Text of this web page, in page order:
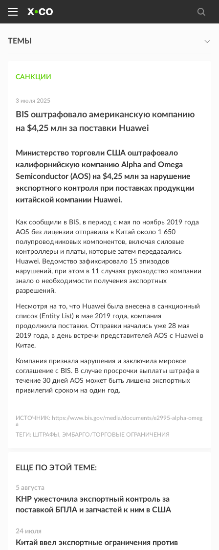
ТЕМЫ
САНКЦИИ
3 июля 2025
BIS оштрафовало американскую компанию
на $4,25 млн за поставки Huawei
Министерство торговли США оштрафовало
калифорнийскую компанию Alpha and Omega
Semiconductor (AOS) на $4,25 млн за нарушение
экспортного контроля при поставках продукции
китайской компании Huawei.
Как сообщили в BIS, в период с мая по ноябрь 2019 года
AOS без лицензии отправила в Китай около 1 650
полупроводниковых компонентов, включая силовые
контроллеры и платы, которые затем передавались
Huawei. Ведомство зафиксировало 15 эпизодов
нарушений, при этом в 11 случаях руководство компании
знало о необходимости получения экспортных
разрешений.
Несмотря на то, что Huawei была внесена в санкционный
список (Entity List) в мае 2019 года, компания
продолжила поставки. Отправки начались уже 28 мая
2019 года, в день встречи представителей AOS с Huawei в
Китае.
Компания признала нарушения и заключила мировое
соглашение с BIS. В случае просрочки выплаты штрафа в
течение 30 дней AOS может быть лишена экспортных
привилегий сроком на один год.
ИСТОЧНИК: https://www.bis.gov/media/documents/e2995-alpha-omeg
a
ТЕГИ: ШТРАФЫ, ЭМБАРГО/ТОРГОВЫЕ ОГРАНИЧЕНИЯ
ЕЩЕ ПО ЭТОЙ ТЕМЕ:
5 августа
КНР ужесточила экспортный контроль за
поставкой БПЛА и запчастей к ним в США
24 июля
Китай ввел экспортные ограничения против